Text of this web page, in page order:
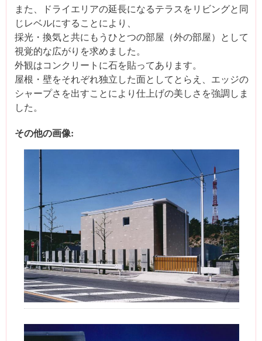
また、ドライエリアの延長になるテラスをリビングと同
じレベルにすることにより、
採光・換気と共にもうひとつの部屋（外の部屋）として
視覚的な広がりを求めました。
外観はコンクリートに石を貼ってあります。
屋根・壁をそれぞれ独立した面としてとらえ、エッジの
シャープさを出すことにより仕上げの美しさを強調しま
した。
その他の画像: